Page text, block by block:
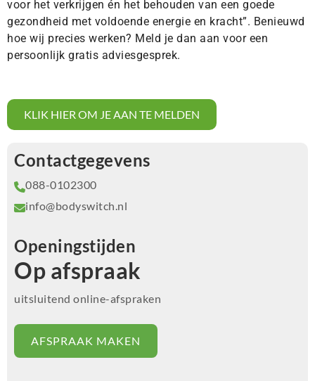
voor het verkrijgen én het behouden van een goede
gezondheid met voldoende energie en kracht”. Benieuwd
hoe wij precies werken? Meld je dan aan voor een
persoonlijk gratis adviesgesprek.
KLIK HIER OM JE AAN TE MELDEN
Contactgegevens
088-0102300
info@bodyswitch.nl
Openingstijden
Op afspraak
uitsluitend online-afspraken
AFSPRAAK MAKEN